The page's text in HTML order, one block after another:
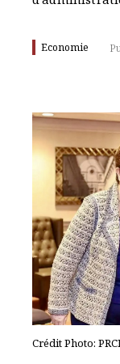
Economie
Crédit Photo: